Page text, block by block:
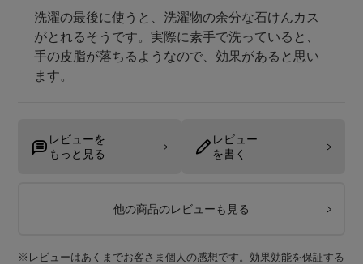
洗濯の最後に使うと、洗濯物の余分な石けんカス
がとれるそうです。実際に素手で洗っていると、
手の皮脂が落ちるようなので、効果があると思い
レビューを
もっと見る
レビュー
を書く
他の商品のレビューも見る
※レビューはあくまでお客さま個人の感想です。効果効能を保証する